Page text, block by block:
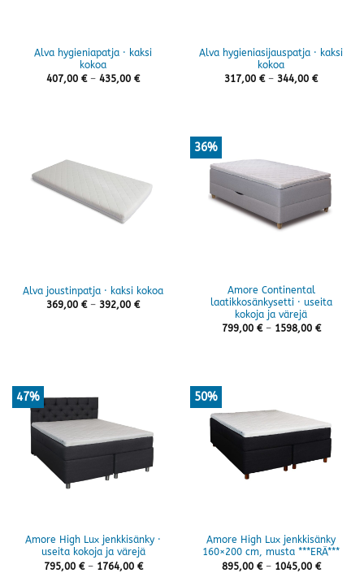
Alva hygieniapatja · kaksi
kokoa
407,00 € – 435,00 €Hintaluokka:
Alva hygieniasijauspatja · kaksi
kokoa
317,00 € – 344,00 €
Alva joustinpatja · kaksi kokoa
369,00 € – 392,00 €Hintaluokka:
36%
Amore Continental
laatikkosänkysetti · useita
kokoja ja värejä
799,00 € – 1598,00 €
47%
Amore High Lux jenkkisänky ·
useita kokoja ja värejä
795,00 € – 1764,00 €Hintaluokka:
50%
Amore High Lux jenkkisänky
160×200 cm, musta ***ERÄ***
895,00 € – 1045,00 €